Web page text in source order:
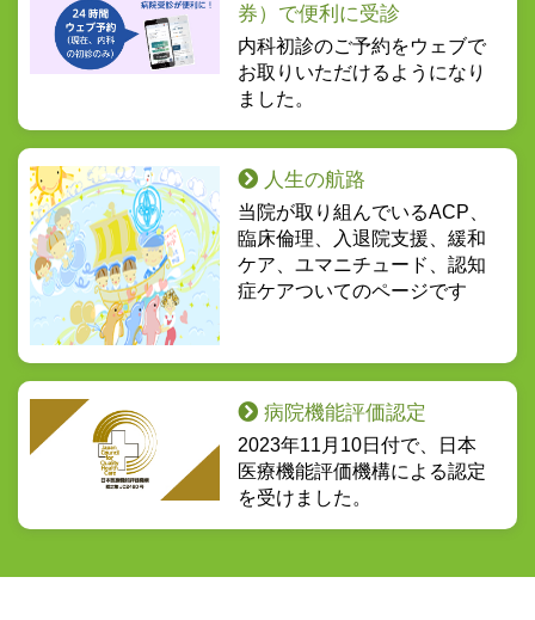
券）で便利に受診
内科初診のご予約をウェブで
お取りいただけるようになり
ました。
人生の航路
当院が取り組んでいるACP、
臨床倫理、入退院支援、緩和
ケア、ユマニチュード、認知
症ケアついてのページです
病院機能評価認定
2023年11月10日付で、日本
医療機能評価機構による認定
を受けました。